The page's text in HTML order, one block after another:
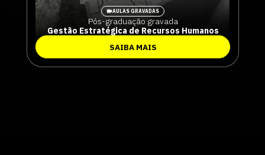
AULAS GRAVADAS
Pós-graduação gravada
Gestão Estratégica de Recursos Humanos
SAIBA MAIS